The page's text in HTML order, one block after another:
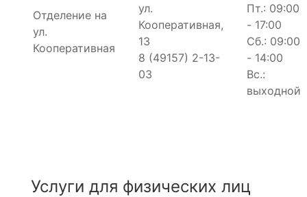
Отделение на
ул.
Кооперативная
ул.
Кооперативная,
13
8 (49157) 2-13-
03
Пт.: 09:00
- 17:00
Сб.: 09:00
- 14:00
Вс.:
выходной
Услуги для физических лиц